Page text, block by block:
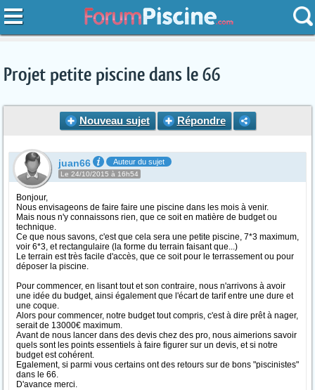
Projet petite piscine dans le 66
Nouveau sujet Répondre
juan66 Auteur du sujet
Le 24/10/2015 à 16h54
Bonjour,
Nous envisageons de faire faire une piscine dans les mois à venir.
Mais nous n'y connaissons rien, que ce soit en matière de budget ou
technique.
Ce que nous savons, c'est que cela sera une petite piscine, 7*3 maximum,
voir 6*3, et rectangulaire (la forme du terrain faisant que...)
Le terrain est très facile d'accès, que ce soit pour le terrassement ou pour
déposer la piscine.
Pour commencer, en lisant tout et son contraire, nous n'arrivons à avoir
une idée du budget, ainsi également que l'écart de tarif entre une dure et
une coque.
Alors pour commencer, notre budget tout compris, c'est à dire prêt à nager,
serait de 13000€ maximum.
Avant de nous lancer dans des devis chez des pro, nous aimerions savoir
quels sont les points essentiels à faire figurer sur un devis, et si notre
budget est cohérent.
Egalement, si parmi vous certains ont des retours sur de bons "piscinistes"
dans le 66.
D'avance merci.